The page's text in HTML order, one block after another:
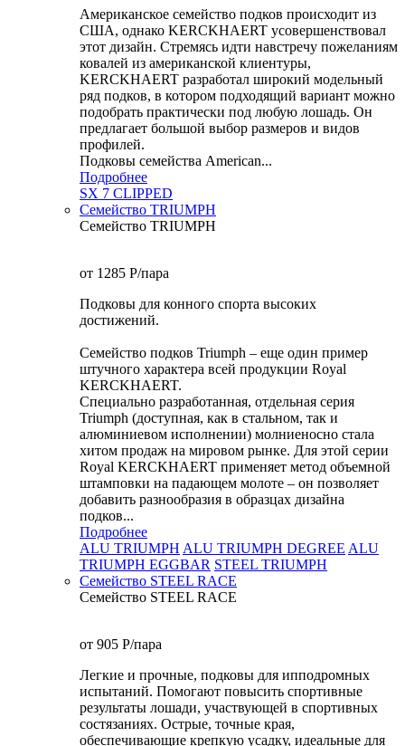
Американское семейство подков происходит из
США, однако KERCKHAERT усовершенствовал
этот дизайн. Стремясь идти навстречу пожеланиям
ковалей из американской клиентуры,
KERCKHAERT разработал широкий модельный
ряд подков, в котором подходящий вариант можно
подобрать практически под любую лошадь. Он
предлагает большой выбор размеров и видов
профилей.
Подковы семейства American...
Подробнее
SX 7 CLIPPED
Семейство TRIUMPH
Семейство TRIUMPH
от 1285 P/пара
Подковы для конного спорта высоких
достижений.
Семейство подков Triumph – еще один пример
штучного характера всей продукции Royal
KERCKHAERT.
Специально разработанная, отдельная серия
Triumph (доступная, как в стальном, так и
алюминиевом исполнении) молниеносно стала
хитом продаж на мировом рынке. Для этой серии
Royal KERCKHAERT применяет метод объемной
штамповки на падающем молоте – он позволяет
добавить разнообразия в образцах дизайна
подков...
Подробнее
ALU TRIUMPH ALU TRIUMPH DEGREE ALU
TRIUMPH EGGBAR STEEL TRIUMPH
Семейство STEEL RACE
Семейство STEEL RACE
от 905 P/пара
Легкие и прочные, подковы для ипподромных
испытаний. Помогают повысить спортивные
результаты лошади, участвующей в спортивных
состязаниях. Острые, точные края,
обеспечивающие крепкую усадку, идеальные для